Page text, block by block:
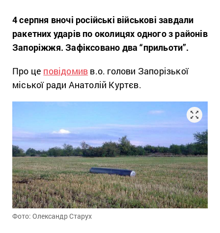
4 серпня вночі російські військові завдали
ракетних ударів по околицях одного з районів
Запоріжжя. Зафіксовано два “прильоти”.
Про це повідомив в.о. голови Запорізької
міської ради Анатолій Куртєв.
Фото: Олександр Старух